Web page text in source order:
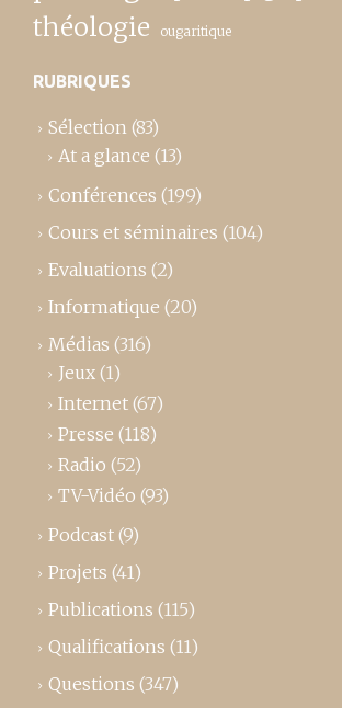
théologie ougaritique
RUBRIQUES
Sélection (83)
At a glance (13)
Conférences (199)
Cours et séminaires (104)
Evaluations (2)
Informatique (20)
Médias (316)
Jeux (1)
Internet (67)
Presse (118)
Radio (52)
TV-Vidéo (93)
Podcast (9)
Projets (41)
Publications (115)
Qualifications (11)
Questions (347)